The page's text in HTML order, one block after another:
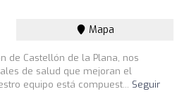
Mapa
de Castellón de la Plana, nos
de salud que mejoran el
equipo está compuest... Seguir